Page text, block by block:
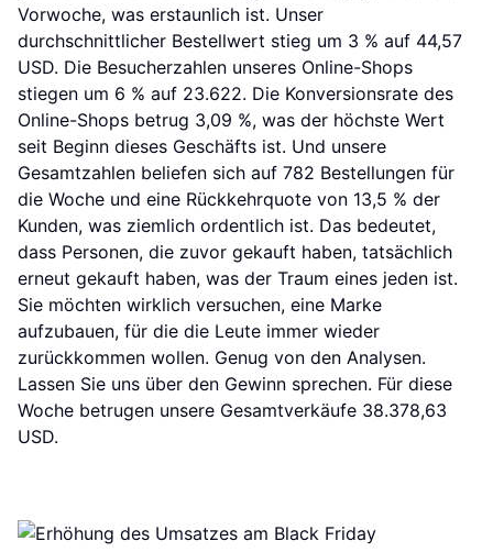
Vorwoche, was erstaunlich ist. Unser
durchschnittlicher Bestellwert stieg um 3 % auf 44,57
USD. Die Besucherzahlen unseres Online-Shops
stiegen um 6 % auf 23.622. Die Konversionsrate des
Online-Shops betrug 3,09 %, was der höchste Wert
seit Beginn dieses Geschäfts ist. Und unsere
Gesamtzahlen beliefen sich auf 782 Bestellungen für
die Woche und eine Rückkehrquote von 13,5 % der
Kunden, was ziemlich ordentlich ist. Das bedeutet,
dass Personen, die zuvor gekauft haben, tatsächlich
erneut gekauft haben, was der Traum eines jeden ist.
Sie möchten wirklich versuchen, eine Marke
aufzubauen, für die die Leute immer wieder
zurückkommen wollen. Genug von den Analysen.
Lassen Sie uns über den Gewinn sprechen. Für diese
Woche betrugen unsere Gesamtverkäufe 38.378,63
USD.